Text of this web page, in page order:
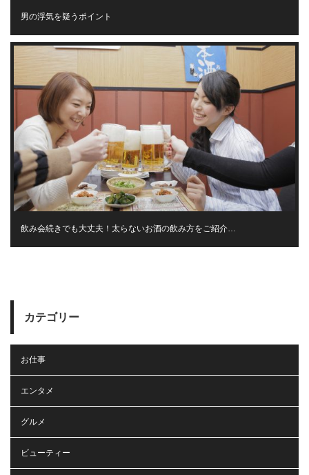
男の浮気を疑うポイント
飲み会続きでも大丈夫！太らないお酒の飲み方をご紹介…
カテゴリー
お仕事
エンタメ
グルメ
ビューティー